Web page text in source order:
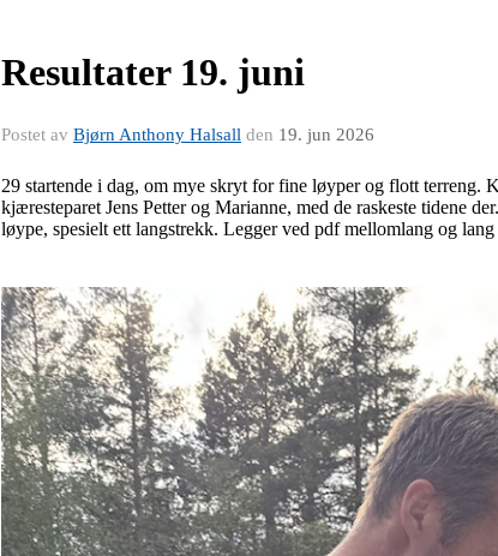
Resultater 19. juni
Postet av Bjørn Anthony Halsall den 19. jun 2026
29 startende i dag, om mye skryt for fine løyper og flott
kjæresteparet Jens Petter og Marianne, med de raskeste tidene
løype, spesielt ett langstrekk. Legger ved pdf mellomlang og lang